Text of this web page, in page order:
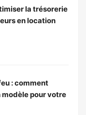
la trésorerie
en location
: comment
modèle pour votre